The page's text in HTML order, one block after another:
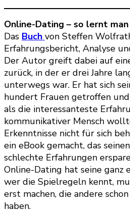
Online-Dating – so lernt
Das Buch von Steffen
Erfahrungsbericht, Analyse
Der Autor greift dabei auf
zurück, in der er drei Jahre
unterwegs war. Er hat sich
hundert Frauen getroffen
als die interessanteste
kommunikativer Mensch
Erkenntnisse nicht für sich
ein eBook gemacht, das
schlechte Erfahrungen
Online-Dating hat seine ganz
wer die Spielregeln kennt,
erst machen, die andere
haben.